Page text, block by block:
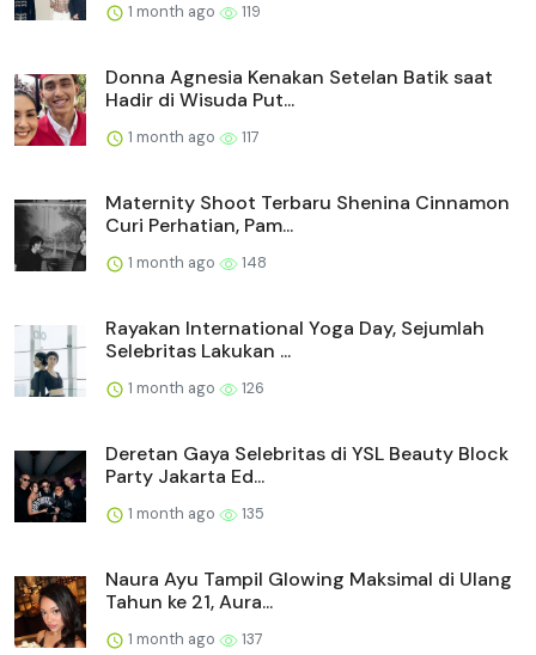
1 month ago 119
Donna Agnesia Kenakan Setelan Batik saat
Hadir di Wisuda Put...
1 month ago 117
Maternity Shoot Terbaru Shenina Cinnamon
Curi Perhatian, Pam...
1 month ago 148
Rayakan International Yoga Day, Sejumlah
Selebritas Lakukan ...
1 month ago 126
Deretan Gaya Selebritas di YSL Beauty Block
Party Jakarta Ed...
1 month ago 135
Naura Ayu Tampil Glowing Maksimal di Ulang
Tahun ke 21, Aura...
1 month ago 137